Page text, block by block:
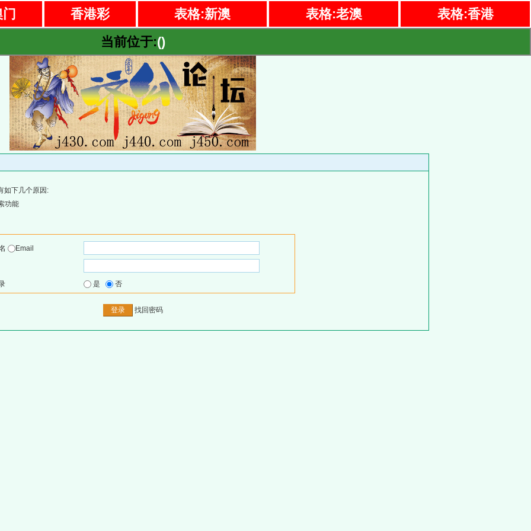
香港彩 表格:新澳 表格:老澳
表格:香港
当前位于:()
如下几个原因:
功能
Email
是 否
找回密码